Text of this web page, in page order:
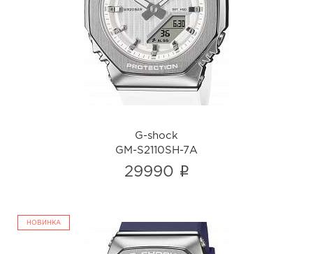
G-shock
GM-S2110SH-7A
i
G-shock
GM-S2110SH-7A
29990 i
НОВИНКА